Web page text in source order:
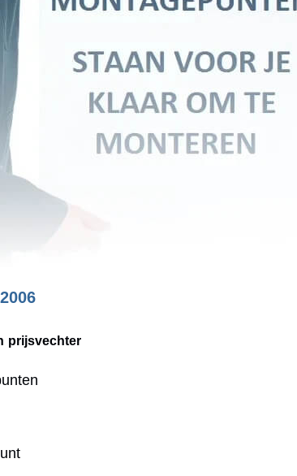
prijsvechter